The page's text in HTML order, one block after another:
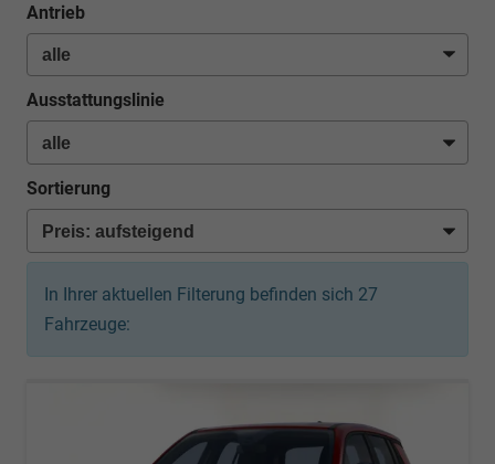
Antrieb
Ausstattungslinie
Sortierung
In Ihrer aktuellen Filterung befinden sich 27
Fahrzeuge: